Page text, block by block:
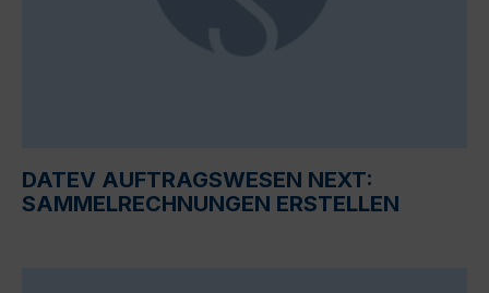
DATEV AUFTRAGSWESEN NEXT:
SAMMELRECHNUNGEN ERSTELLEN